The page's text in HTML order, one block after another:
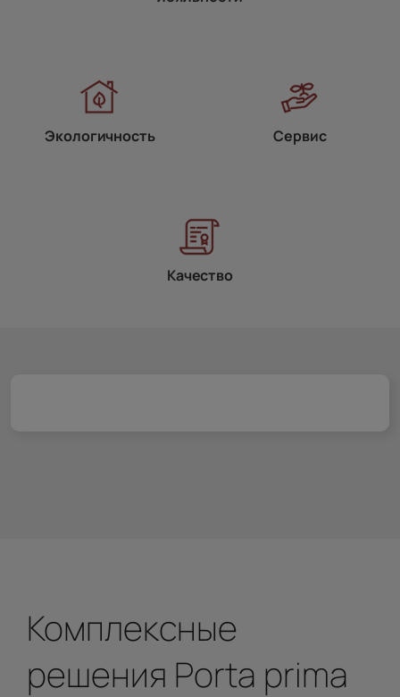
Экологичность Сервис
Качество
Комплексные
решения Porta prima